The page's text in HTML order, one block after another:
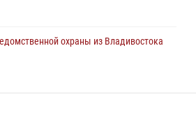
охраны из Владивостока
округа Росгвардии